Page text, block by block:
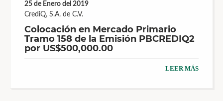
25 de Enero del 2019
CrediQ, S.A. de C.V.
Colocación en Mercado Primario
Tramo 158 de la Emisión PBCREDIQ2
por US$500,000.00
LEER MÁS